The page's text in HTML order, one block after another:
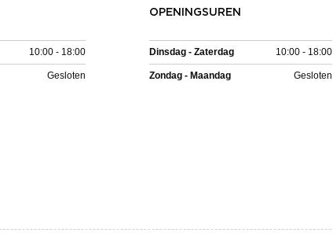
10:00 - 18:00
Gesloten
OPENINGSUREN
Dinsdag - Zaterdag 10:00 - 18:00
Zondag - Maandag Gesloten